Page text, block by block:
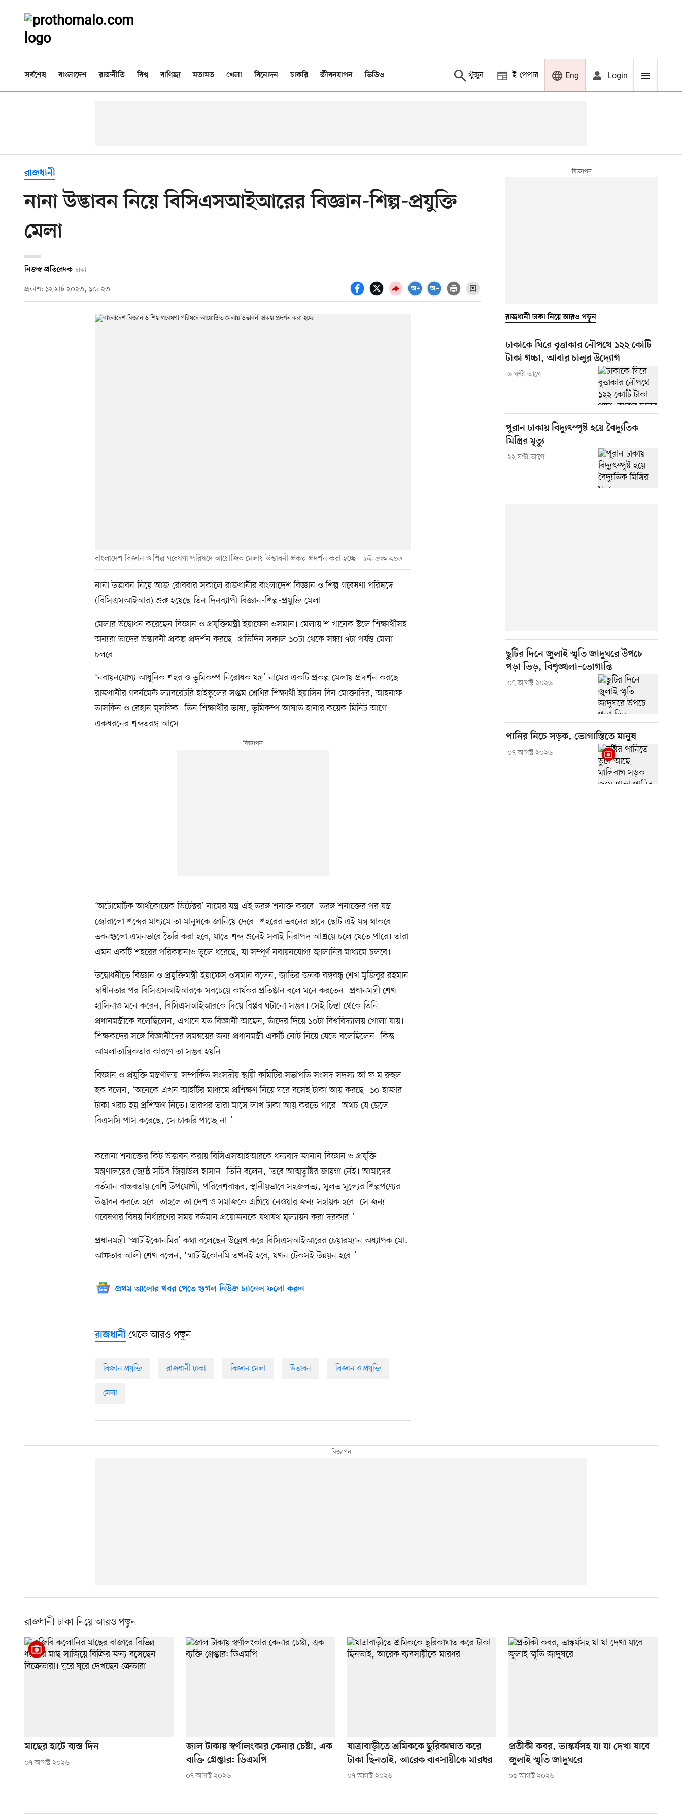
সর্বশেষ বাংলাদেশ রাজনীতি বিশ্ব বাণিজ্য মতামত খেলা বিনোদন চাকরি জীবনযাপন ভিডিও খুঁজুন ই-পেপার Eng Login
রাজধানী
নানা উদ্ভাবন নিয়ে বিসিএসআইআরের বিজ্ঞান-শিল্প-প্রযুক্তি
মেলা
নিজস্ব প্রতিবেদক ঢাকা
প্রকাশ: ১২ মার্চ ২০২৩, ১০: ২৩
বাংলাদেশ বিজ্ঞান ও শিল্প গবেষণা পরিষদে আয়োজিত মেলায় উদ্ভাবনী প্রকল্প প্রদর্শন করা হচ্ছে ছবি: প্রথম আলো
নানা উদ্ভাবন নিয়ে আজ রোববার সকালে রাজধানীর বাংলাদেশ বিজ্ঞান ও শিল্প গবেষণা পরিষদে
(বিসিএসআইআর) শুরু হয়েছে তিন দিনব্যাপী বিজ্ঞান-শিল্প-প্রযুক্তি মেলা।
মেলার উদ্বোধন করেছেন বিজ্ঞান ও প্রযুক্তিমন্ত্রী ইয়াফেস ওসমান। মেলায় শ খানেক স্টলে শিক্ষার্থীসহ
অন্যরা তাদের উদ্ভাবনী প্রকল্প প্রদর্শন করছে। প্রতিদিন সকাল ১০টা থেকে সন্ধ্যা ৭টা পর্যন্ত মেলা
চলবে।
‘নবায়নযোগ্য আধুনিক শহর ও ভূমিকম্প নিরোধক যন্ত্র’ নামের একটি প্রকল্প মেলায় প্রদর্শন করছে
রাজধানীর গবর্নমেন্ট ল্যাবরেটরি হাইস্কুলের সপ্তম শ্রেণির শিক্ষার্থী ইয়াসিন বিন মোক্তাদির, আহনাফ
তাসকিন ও রেহান মুসফিক। তিন শিক্ষার্থীর ভাষ্য, ভূমিকম্প আঘাত হানার কয়েক মিনিট আগে
একধরনের শব্দতরঙ্গ আসে।
‘অটোমেটিক আর্থকোয়েক ডিটেক্টর’ নামের যন্ত্র এই তরঙ্গ শনাক্ত করবে। তরঙ্গ শনাক্তের পর যন্ত্র
জোরালো শব্দের মাধ্যমে তা মানুষকে জানিয়ে দেবে। শহরের ভবনের ছাদে ছোট এই যন্ত্র থাকবে।
ভবনগুলো এমনভাবে তৈরি করা হবে, যাতে শব্দ শুনেই সবাই নিরাপদ আশ্রয়ে চলে যেতে পারে। তারা
এমন একটি শহরের পরিকল্পনাও তুলে ধরেছে, যা সম্পূর্ণ নবায়নযোগ্য জ্বালানির মাধ্যমে চলবে।
উদ্বোধনীতে বিজ্ঞান ও প্রযুক্তিমন্ত্রী ইয়াফেস ওসমান বলেন, জাতির জনক বঙ্গবন্ধু শেখ মুজিবুর রহমান
স্বাধীনতার পর বিসিএসআইআরকে সবচেয়ে কার্যকর প্রতিষ্ঠান বলে মনে করতেন। প্রধানমন্ত্রী শেখ
হাসিনাও মনে করেন, বিসিএসআইআরকে দিয়ে বিপ্লব ঘটানো সম্ভব। সেই চিন্তা থেকে তিনি
প্রধানমন্ত্রীকে বলেছিলেন, এখানে যত বিজ্ঞানী আছেন, তাঁদের দিয়ে ১০টা বিশ্ববিদ্যালয় খোলা যায়।
শিক্ষকদের সঙ্গে বিজ্ঞানীদের সমন্বয়ের জন্য প্রধানমন্ত্রী একটি নোট নিয়ে যেতে বলেছিলেন। কিন্তু
আমলাতান্ত্রিকতার কারণে তা সম্ভব হয়নি।
বিজ্ঞান ও প্রযুক্তি মন্ত্রণালয়–সম্পর্কিত সংসদীয় স্থায়ী কমিটির সভাপতি সংসদ সদস্য আ ফ ম রুহুল
হক বলেন, ‘অনেকে এখন আইটির মাধ্যমে প্রশিক্ষণ নিয়ে ঘরে বসেই টাকা আয় করছে। ১০ হাজার
টাকা খরচ হয় প্রশিক্ষণ নিতে। তারপর তারা মাসে লাখ টাকা আয় করতে পারে। অথচ যে ছেলে
বিএসসি পাস করেছে, সে চাকরি পাচ্ছে না।’
করোনা শনাক্তের কিট উদ্ভাবন করায় বিসিএসআইআরকে ধন্যবাদ জানান বিজ্ঞান ও প্রযুক্তি
মন্ত্রণালয়ের জ্যেষ্ঠ সচিব জিয়াউল হাসান। তিনি বলেন, ‘তবে আত্মতুষ্টির জায়গা নেই। আমাদের
বর্তমান বাস্তবতায় বেশি উপযোগী, পরিবেশবান্ধব, স্থানীয়ভাবে সহজলভ্য, সুলভ মূল্যের শিল্পপণ্যের
উদ্ভাবন করতে হবে। তাহলে তা দেশ ও সমাজকে এগিয়ে নেওয়ার জন্য সহায়ক হবে। সে জন্য
গবেষণার বিষয় নির্ধারণের সময় বর্তমান প্রয়োজনকে যথাযথ মূল্যায়ন করা দরকার।’
প্রধানমন্ত্রী ‘স্মার্ট ইকোনমির’ কথা বলেছেন উল্লেখ করে বিসিএসআইআরের চেয়ারম্যান অধ্যাপক মো.
আফতাব আলী শেখ বলেন, ‘স্মার্ট ইকোনমি তখনই হবে, যখন টেকসই উন্নয়ন হবে।’
প্রথম আলোর খবর পেতে গুগল নিউজ চ্যানেল ফলো করুন
রাজধানী থেকে আরও পড়ুন
বিজ্ঞান প্রযুক্তি রাজধানী ঢাকা বিজ্ঞান মেলা উদ্ভাবন বিজ্ঞান ও প্রযুক্তি
মেলা
রাজধানী ঢাকা নিয়ে আরও পড়ুন
ঢাকাকে ঘিরে বৃত্তাকার নৌপথে ১২২ কোটি
টাকা গচ্চা, আবার চালুর উদ্যোগ
৬ ঘণ্টা আগে
পুরান ঢাকায় বিদ্যুৎস্পৃষ্ট হয়ে বৈদ্যুতিক
মিস্ত্রির মৃত্যু
২২ ঘণ্টা আগে
ছুটির দিনে জুলাই স্মৃতি জাদুঘরে উপচে
পড়া ভিড়, বিশৃঙ্খলা–ভোগান্তি
০৭ আগস্ট ২০২৬
পানির নিচে সড়ক, ভোগান্তিতে মানুষ
০৭ আগস্ট ২০২৬
রাজধানী ঢাকা নিয়ে আরও পড়ুন
মাছের হাটে ব্যস্ত দিন
০৭ আগস্ট ২০২৬
জাল টাকায় স্বর্ণালংকার কেনার চেষ্টা, এক
ব্যক্তি গ্রেপ্তার: ডিএমপি
০৭ আগস্ট ২০২৬
যাত্রাবাড়ীতে শ্রমিককে ছুরিকাঘাত করে
টাকা ছিনতাই, আরেক ব্যবসায়ীকে মারধর
০৭ আগস্ট ২০২৬
প্রতীকী কবর, ভাস্কর্যসহ যা যা দেখা যাবে
জুলাই স্মৃতি জাদুঘরে
০৫ আগস্ট ২০২৬